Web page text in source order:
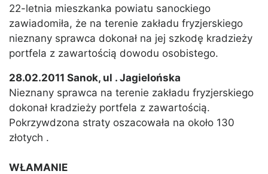
22-letnia mieszkanka powiatu sanockiego
zawiadomiła, że na terenie zakładu fryzjerskiego
nieznany sprawca dokonał na jej szkodę kradzieży
portfela z zawartością dowodu osobistego.
28.02.2011 Sanok, ul . Jagielońska
Nieznany sprawca na terenie zakładu fryzjerskiego
dokonał kradzieży portfela z zawartością.
Pokrzywdzona straty oszacowała na około 130
złotych .
WŁAMANIE